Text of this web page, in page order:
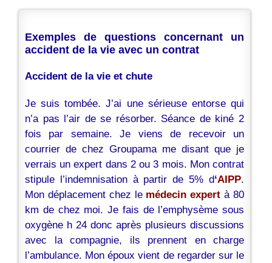
Exemples de questions concernant un
accident de la vie avec un contrat
Accident de la vie et chute
Je suis tombée. J’ai une sérieuse entorse qui
n’a pas l’air de se résorber. Séance de kiné 2
fois par semaine. Je viens de recevoir un
courrier de chez Groupama me disant que je
verrais un expert dans 2 ou 3 mois. Mon contrat
stipule l’indemnisation à partir de 5% d‘AIPP.
Mon déplacement chez lemédecin expert à 80
km de chez moi. Je fais de l’emphysème sous
oxygène h 24 donc après plusieurs discussions
avec la compagnie, ils prennent en charge
l’ambulance. Mon époux vient de regarder sur le